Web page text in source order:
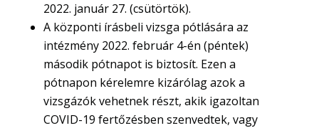
2022. január 27. (csütörtök).
A központi írásbeli vizsga pótlására az
intézmény 2022. február 4-én (péntek)
második pótnapot is biztosít. Ezen a
pótnapon kérelemre kizárólag azok a
vizsgázók vehetnek részt, akik igazoltan
COVID-19 fertőzésben szenvedtek, vagy